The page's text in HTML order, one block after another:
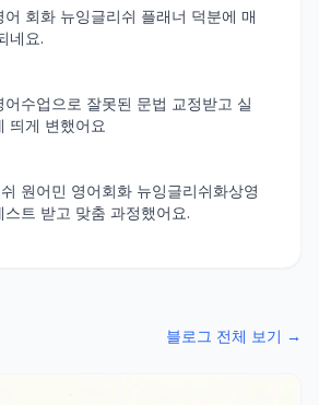
어 회화 뉴잉글리쉬 플래너 덕분에 매
네요.
어수업으로 잘못된 문법 교정받고 실
띄게 변했어요
원어민 영어회화 뉴잉글리쉬화상영
스트 받고 맞춤 과정했어요.
블로그 전체 보기 →